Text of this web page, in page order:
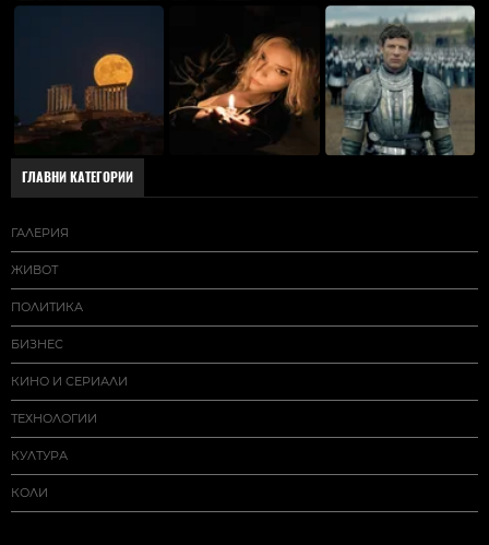
ГЛАВНИ КАТЕГОРИИ
ГАЛЕРИЯ
ЖИВОТ
ПОЛИТИКА
БИЗНЕС
КИНО И СЕРИАЛИ
ТЕХНОЛОГИИ
КУЛТУРА
КОЛИ